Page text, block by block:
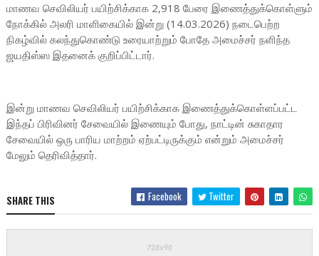
மாணவ செவிலியர் பயிற்சிக்காக 2,918 பேரை இணைத்துக்கொள்ளும்
நோக்கில் அலரி மாளிகையில் இன்று (14.03.2026) நடைபெற்ற
நிகழ்வில் கலந்துகொண்டு உரையாற்றும் போதே அமைச்சர் நளிந்த
ஜயதிஸ்ஸ இதனைக் குறிப்பிட்டார்.
இன்று மாணவ செவிலியர் பயிற்சிக்காக இணைத்துக்கொள்ளப்பட்ட
இந்தப் பிரிவினர் சேவையில் இணையும் போது, நாட்டின் சுகாதார
சேவையில் ஒரு பாரிய மாற்றம் ஏற்பட்டிருக்கும் என்றும் அமைச்சர்
மேலும் தெரிவித்தார்.
SHARE THIS Facebook Twitter